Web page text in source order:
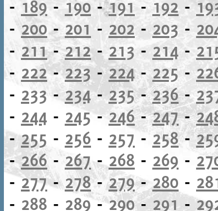
- 189- 190 -191- 192 -
-200-201 - 202 - 203 -
- 211-212-213- 214-
- 222-223-224- 225-
- 233 -234- 235-236-
- 244 - 245-246-247-
-255 - 256 - 257 - 258-
-266 - 267- 268 - 269 -
-277-278-279-280 -
- 288 - 289-290-291 -